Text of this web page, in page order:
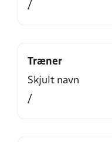
/
Træner
Skjult navn
/